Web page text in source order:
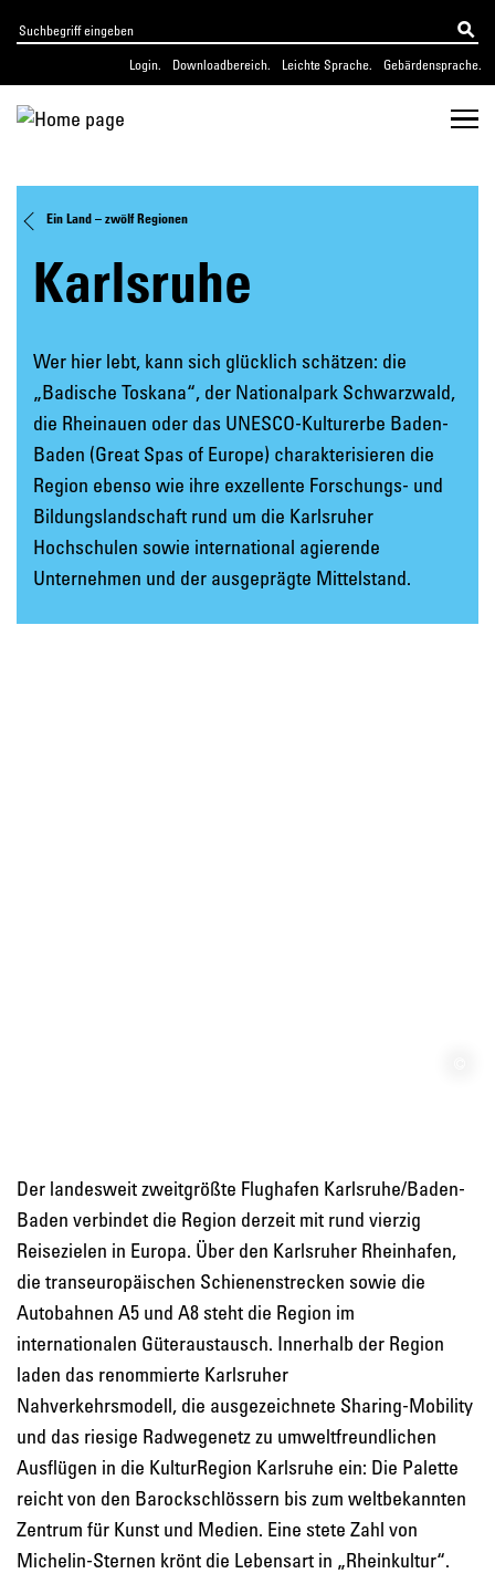
Login. Downloadbereich. Leichte Sprache. Gebärdensprache.
Ein Land – zwölf Regionen
Karlsruhe
Wer hier lebt, kann sich glücklich schätzen: die
„Badische Toskana“, der Nationalpark Schwarzwald,
die Rheinauen oder das UNESCO-Kulturerbe Baden-
Baden (Great Spas of Europe) charakterisieren die
Region ebenso wie ihre exzellente Forschungs- und
Bildungslandschaft rund um die Karlsruher
Hochschulen sowie international agierende
Unternehmen und der ausgeprägte Mittelstand.
Der landesweit zweitgrößte Flughafen Karlsruhe/Baden-
Baden verbindet die Region derzeit mit rund vierzig
Reisezielen in Europa. Über den Karlsruher Rheinhafen,
die transeuropäischen Schienenstrecken sowie die
Autobahnen A5 und A8 steht die Region im
internationalen Güteraustausch. Innerhalb der Region
laden das renommierte Karlsruher
Nahverkehrsmodell, die ausgezeichnete Sharing-Mobility
und das riesige Radwegenetz zu umweltfreundlichen
Ausflügen in die KulturRegion Karlsruhe ein: Die Palette
reicht von den Barockschlössern bis zum weltbekannten
Zentrum für Kunst und Medien. Eine stete Zahl von
Michelin-Sternen krönt die Lebensart in „Rheinkultur“.